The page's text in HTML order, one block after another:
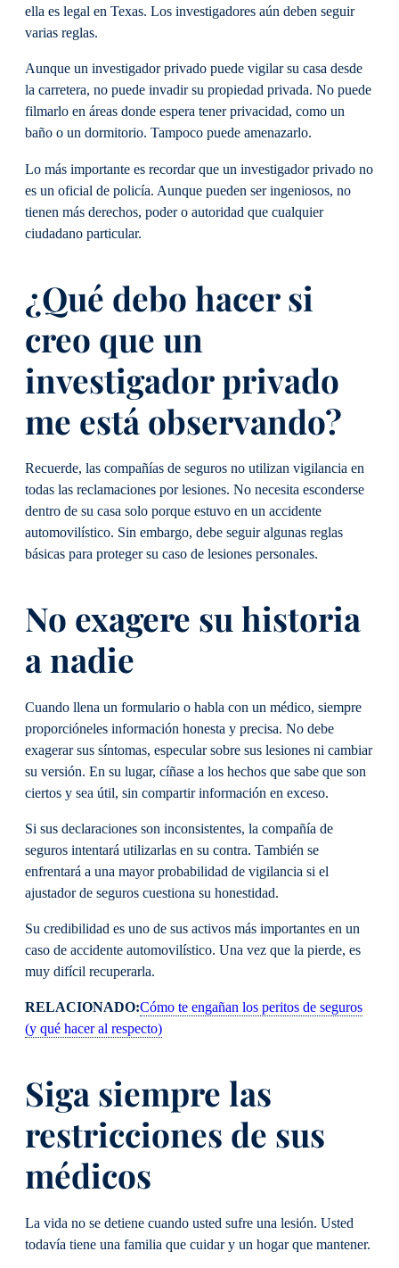
ella es legal en Texas. Los investigadores aún deben seguir
varias reglas.
Aunque un investigador privado puede vigilar su casa desde
la carretera, no puede invadir su propiedad privada. No puede
filmarlo en áreas donde espera tener privacidad, como un
baño o un dormitorio. Tampoco puede amenazarlo.
Lo más importante es recordar que un investigador privado no
es un oficial de policía. Aunque pueden ser ingeniosos, no
tienen más derechos, poder o autoridad que cualquier
ciudadano particular.
¿Qué debo hacer si
creo que un
investigador privado
me está observando?
Recuerde, las compañías de seguros no utilizan vigilancia en
todas las reclamaciones por lesiones. No necesita esconderse
dentro de su casa solo porque estuvo en un accidente
automovilístico. Sin embargo, debe seguir algunas reglas
básicas para proteger su caso de lesiones personales.
No exagere su historia
a nadie
Cuando llena un formulario o habla con un médico, siempre
proporcióneles información honesta y precisa. No debe
exagerar sus síntomas, especular sobre sus lesiones ni cambiar
su versión. En su lugar, cíñase a los hechos que sabe que son
ciertos y sea útil, sin compartir información en exceso.
Si sus declaraciones son inconsistentes, la compañía de
seguros intentará utilizarlas en su contra. También se
enfrentará a una mayor probabilidad de vigilancia si el
ajustador de seguros cuestiona su honestidad.
Su credibilidad es uno de sus activos más importantes en un
caso de accidente automovilístico. Una vez que la pierde, es
muy difícil recuperarla.
RELACIONADO:Cómo te engañan los peritos de seguros
(y qué hacer al respecto)
Siga siempre las
restricciones de sus
médicos
La vida no se detiene cuando usted sufre una lesión. Usted
todavía tiene una familia que cuidar y un hogar que mantener.